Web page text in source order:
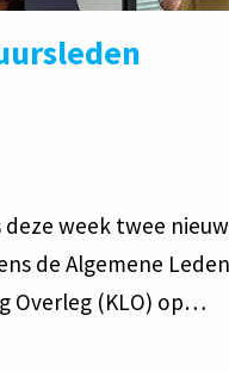
deze week twee
de Algemene
Overleg (KLO) op…